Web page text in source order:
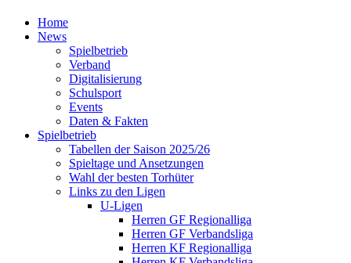
Home
News
Spielbetrieb
Verband
Digitalisierung
Schulsport
Events
Daten & Fakten
Spielbetrieb
Tabellen der Saison 2025/26
Spieltage und Ansetzungen
Wahl der besten Torhüter
Links zu den Ligen
U-Ligen
Herren GF Regionalliga
Herren GF Verbandsliga
Herren KF Regionalliga